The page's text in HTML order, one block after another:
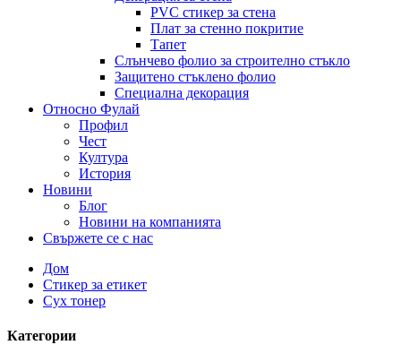
PVC стикер за стена
Плат за стенно покритие
Тапет
Слънчево фолио за строително стъкло
Защитено стъклено фолио
Специална декорация
Относно Фулай
Профил
Чест
Култура
История
Новини
Блог
Новини на компанията
Свържете се с нас
Дом
Стикер за етикет
Сух тонер
Категории